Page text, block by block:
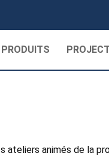
PRODUITS
ateliers animés de la